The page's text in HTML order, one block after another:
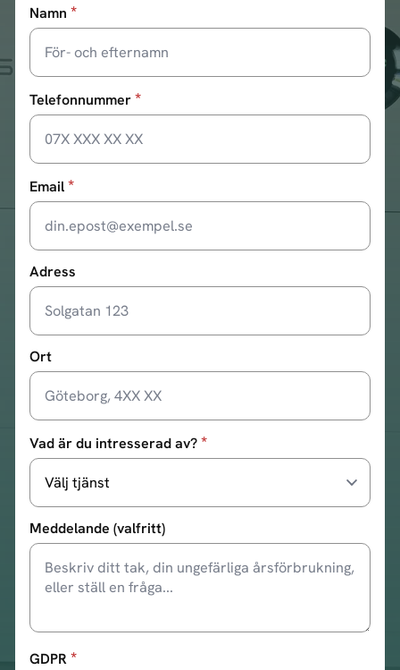
Namn *
Telefonnummer*
Email*
Adress
Ort
Vad är du intresserad av?*
Meddelande (valfritt)
GDPR*